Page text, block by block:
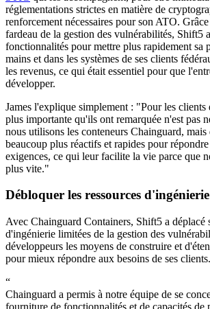
réglementations strictes en matière de
renforcement nécessaires pour son ATO.
fardeau de la gestion des vulnérabilités, Shift5
fonctionnalités pour mettre plus rapidement sa
mains et dans les systèmes de ses clients
les revenus, ce qui était essentiel pour que
développer.
James l'explique simplement : "Pour les clients
plus importante qu'ils ont remarquée n'est pas
nous utilisons les conteneurs Chainguard, mais
beaucoup plus réactifs et rapides pour
exigences, ce qui leur facilite la vie parce que
plus vite."
Débloquer les ressources d'ingénierie
Avec Chainguard Containers, Shift5 a déplacé
d'ingénierie limitées de la gestion des
développeurs les moyens de construire et
pour mieux répondre aux besoins de ses clients.
“
Chainguard a permis à notre équipe de se
fourniture de fonctionnalités et de capacités de